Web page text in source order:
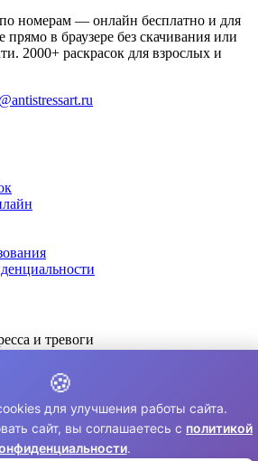
по номерам — онлайн бесплатно и для
прямо в браузере без скачивания или
2000+ раскрасок для взрослых и
и тревоги
и расслабления
досуга
Все права защищены.
использования. Коммерческое
🍪
для улучшения работы сайта.
сайт, вы соглашаетесь с политикой
.